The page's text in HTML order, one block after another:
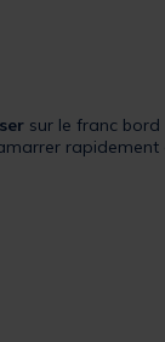
sur le franc